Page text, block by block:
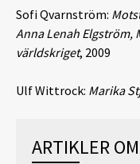
Sofi Qvarnström:
Anna Lenah Elgström,
världskriget, 2009
Ulf Wittrock: Marika
ARTIKLER